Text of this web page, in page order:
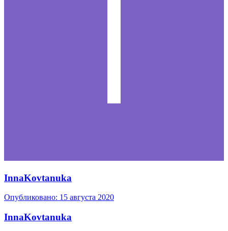
InnaKovtanuka
Опубликовано: 15 августа 2020
InnaKovtanuka